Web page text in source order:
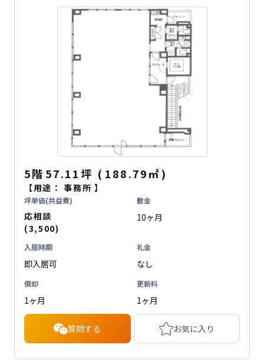
5階 57.11坪 ( 188.79㎡ )
【用途：事務所 】
坪単価(共益費)
応相談
(3,500)
敷金
10ヶ月
入居時期
即入居可
礼金
なし
償却
1ヶ月
更新料
1ヶ月
質問する お気に入り